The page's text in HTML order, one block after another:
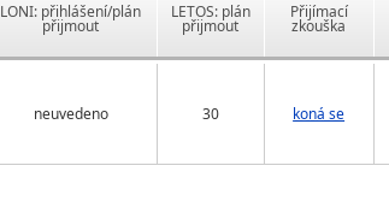
LONI: přihlášení/plán
přijmout
LETOS: plán
přijmout
Přijímací
zkouška
neuvedeno 30 koná se